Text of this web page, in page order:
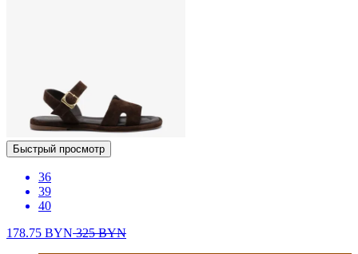
Быстрый просмотр
36
39
40
178.75 BYN325BYN